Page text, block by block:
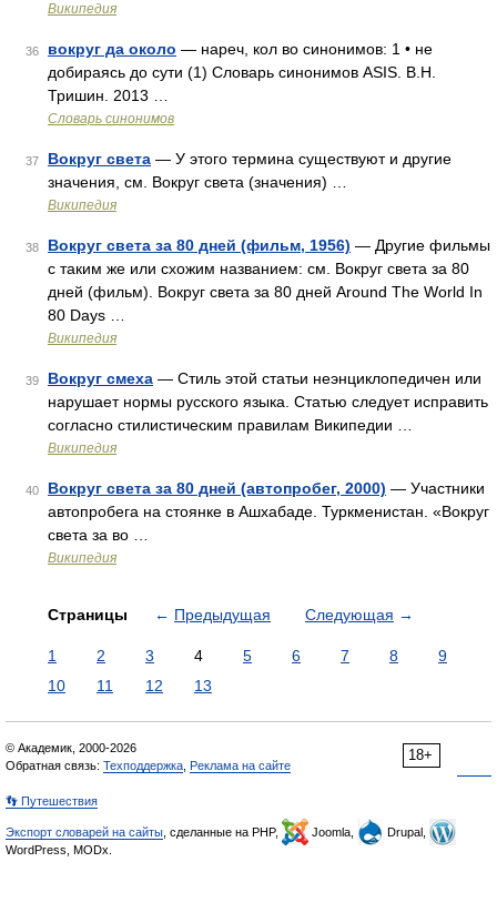
Википедия
36 вокруг да около — нареч, кол во синонимов: 1 • не
добираясь до сути (1) Словарь синонимов ASIS. В.Н.
Тришин. 2013 …
Словарь синонимов
37 Вокруг света — У этого термина существуют и другие
значения, см. Вокруг света (значения) …
Википедия
38 Вокруг света за 80 дней (фильм, 1956) — Другие фильмы
с таким же или схожим названием: см. Вокруг света за 80
дней (фильм). Вокруг света за 80 дней Around The World In
80 Days …
Википедия
39 Вокруг смеха — Стиль этой статьи неэнциклопедичен или
нарушает нормы русского языка. Статью следует исправить
согласно стилистическим правилам Википедии …
Википедия
40 Вокруг света за 80 дней (автопробег, 2000) — Участники
автопробега на стоянке в Ашхабаде. Туркменистан. «Вокруг
света за во …
Википедия
Страницы ← Предыдущая Следующая →
1 2 3 4 5 6 7 8
9
10
11 12 13
18+
© Академик, 2000-2026
Обратная связь: Техподдержка Реклама на сайте
👣 Путешествия
Экспорт словарей на сайты , сделанные на PHP, Joomla,
Drupal,
WordPress, MODx.